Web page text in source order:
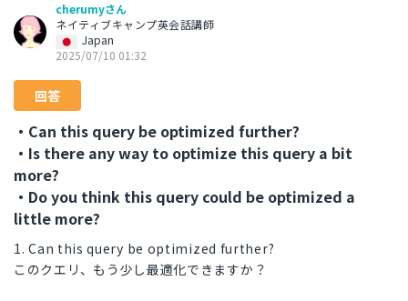
cherumyさん
ネイティブキャンプ英会話講師
Japan
2025/07/10 01:32
回答
・Can this query be optimized further?
・Is there any way to optimize this query a bit
more?
・Do you think this query could be optimized a
little more?
1. Can this query be optimized further?
このクエリ、もう少し最適化できますか？